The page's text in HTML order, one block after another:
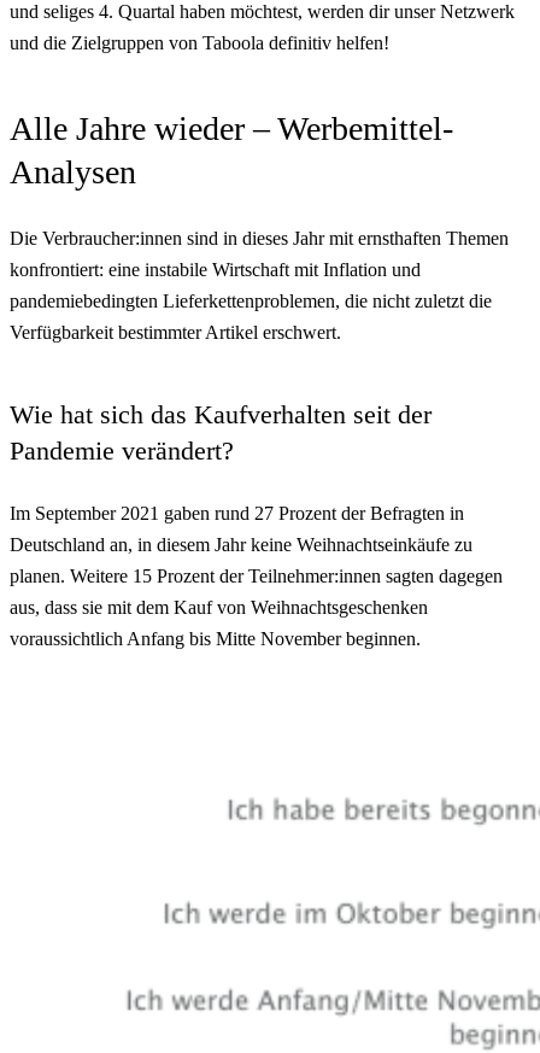
und seliges 4. Quartal haben möchtest, werden dir unser Netzwerk
und die Zielgruppen von Taboola definitiv helfen!
Alle Jahre wieder – Werbemittel-
Analysen
Die Verbraucher:innen sind in dieses Jahr mit ernsthaften Themen
konfrontiert: eine instabile Wirtschaft mit Inflation und
pandemiebedingten Lieferkettenproblemen, die nicht zuletzt die
Verfügbarkeit bestimmter Artikel erschwert.
Wie hat sich das Kaufverhalten seit der
Pandemie verändert?
Im September 2021 gaben rund 27 Prozent der Befragten in
Deutschland an, in diesem Jahr keine Weihnachtseinkäufe zu
planen. Weitere 15 Prozent der Teilnehmer:innen sagten dagegen
aus, dass sie mit dem Kauf von Weihnachtsgeschenken
voraussichtlich Anfang bis Mitte November beginnen.